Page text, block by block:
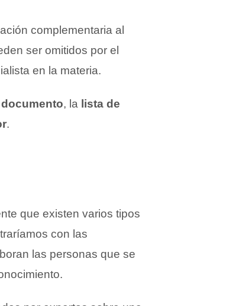
complementaria al
ser omitidos por el
en la materia.
, la lista de
.
que existen varios tipos
con las
las personas que se